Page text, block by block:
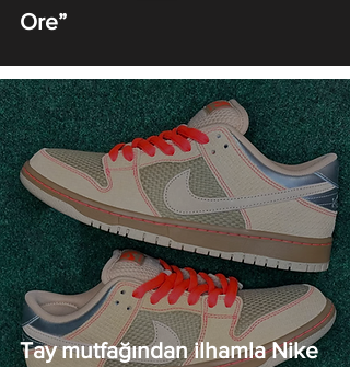
Ore”
Tay mutfağından ilhamla Nike